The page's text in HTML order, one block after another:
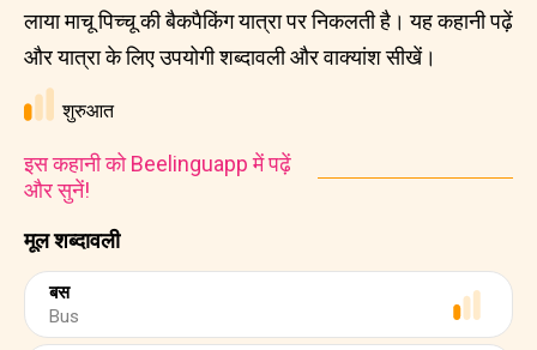
मूल शब्दावली
बस
Bus
लाया माचू पिच्चू की बैकपैकिंग यात्रा पर निकलती है। यह कहानी पढ़ें
और यात्रा के लिए उपयोगी शब्दावली और वाक्यांश सीखें।
शुरुआत
इस कहानी को Beelinguapp में पढ़ें
और सुनें!